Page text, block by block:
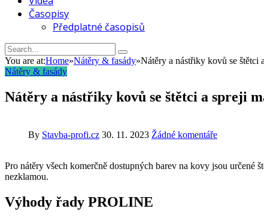
Časopisy
Předplatné časopisů
You are at:Home»Nátěry & fasády»Nátěry a nástřiky kovů se štětci
Nátěry & fasády
Nátěry a nástřiky kovů se štětci a spreji
By Stavba-profi.cz 30. 11. 2023 Žádné komentáře
Pro nátěry všech komerčně dostupných barev na kovy jsou určené
nezklamou.
Výhody řady PROLINE